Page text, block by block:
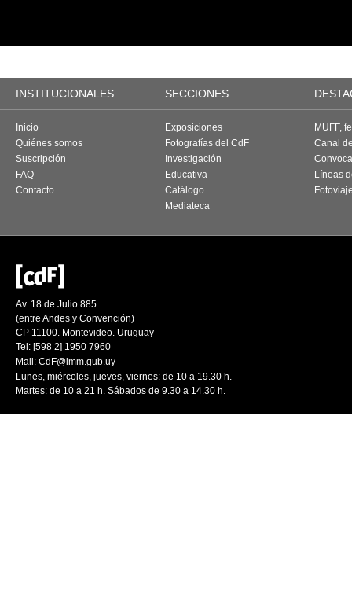
INSTITUCIONALES SECCIONES
Inicio
Quiénes somos
Suscripción
FAQ
Contacto
Exposiciones
Fotografías del CdF
Investigación
Educativa
Catálogo
Mediateca
MUFF,
Canal
Líneas
Av. 18 de Julio 885
(entre Andes y Convención)
CP 11100. Montevideo. Uruguay
Tel: [598 2] 1950 7960
Mail: CdF@imm.gub.uy
Lunes, miércoles, jueves, viernes: de 10 a 19.30 h.
Martes: de 10 a 21 h. Sábados de 9.30 a 14.30 h.